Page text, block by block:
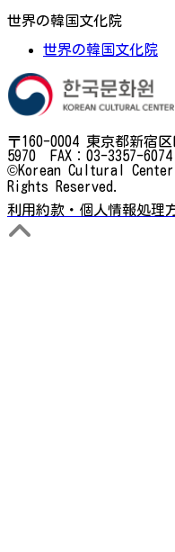
世界の韓国文化院
世界の韓国文化院
〒160-0004 東京都新宿
5970 FAX：03-3357-
©Korean Cultural Center
Rights Reserved.
利用約款・個人情報処理